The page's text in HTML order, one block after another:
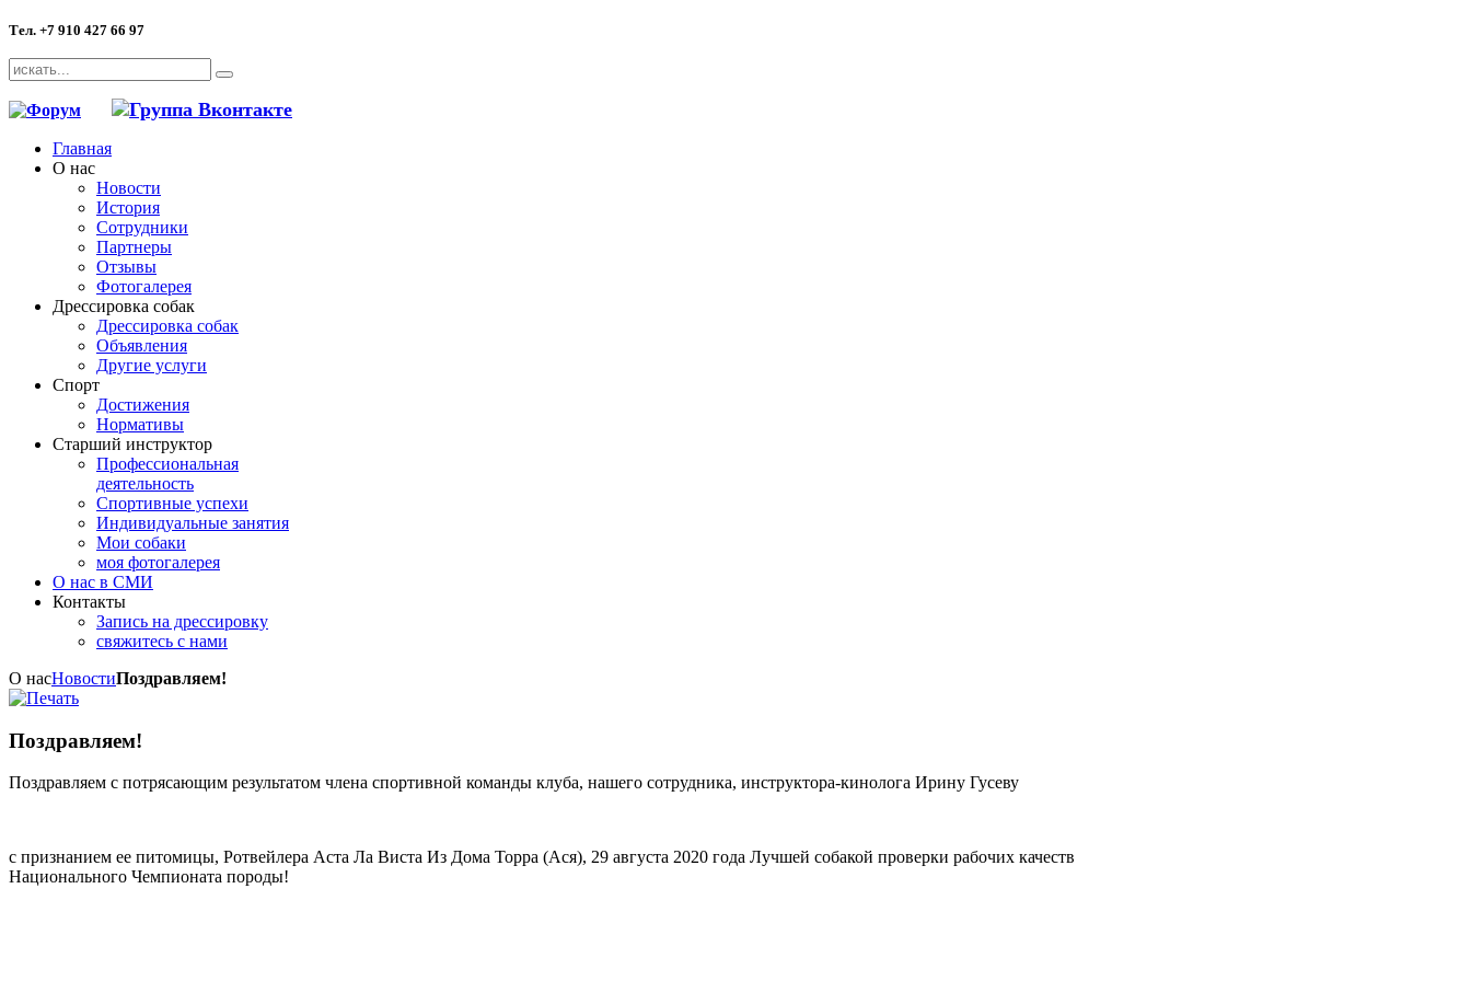
Тел. +7 910 427 66 97
Главная
О нас
Новости
История
Сотрудники
Партнеры
Отзывы
Фотогалерея
Дрессировка собак
Дрессировка собак
Объявления
Другие услуги
Спорт
Достижения
Нормативы
Старший инструктор
Профессиональная
деятельность
Спортивные успехи
Индивидуальные занятия
Мои собаки
моя фотогалерея
О нас в СМИ
Контакты
Запись на дрессировку
свяжитесь с нами
О насНовостиПоздравляем!
Поздравляем!
Поздравляем с потрясающим результатом члена спортивной команды клуба, нашего сотрудника, инструктора-кинолога Ирину Гусеву
с признанием ее питомицы, Ротвейлера Аста Ла Виста Из Дома Торра (Ася), 29 августа 2020 года Лучшей собакой проверки рабочих качеств
Национального Чемпионата породы!